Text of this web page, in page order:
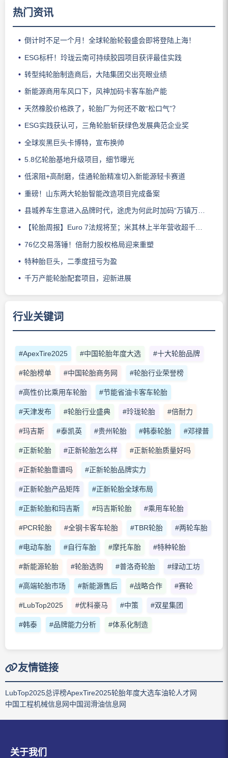
热门资讯
倒计时不足一个月！全球轮胎轮毂盛会即将登陆上海！
ESG标杆！玲珑云南可持续胶园项目获评最佳实践
转型纯轮胎制造商后，大陆集团交出亮眼业绩
新能源商用车风口下，风神加码卡客车胎产能
天然橡胶价格跌了，轮胎厂为何还不敢“松口气”？
ESG实践获认可，三角轮胎斩获绿色发展典范企业奖
全球炭黑巨头卡博特，宣布换帅
5.8亿轮胎基地升级项目，细节曝光
低滚阻+高耐磨，佳通轮胎精准切入新能源轻卡赛道
重磅！山东两大轮胎智能改造项目完成备案
县城养车生意进入品牌时代，途虎为何此时加码“万镇万店”？
【轮胎周报】Euro 7法规将至；米其林上半年营收超千亿；倍耐力上半年盈利稳增；龙星炭黑斩获欧洲近万吨订单
76亿交易落锤！倍耐力股权格局迎来重塑
特种胎巨头，二季度扭亏为盈
千万产能轮胎配套项目，迎新进展
行业关键词
#ApexTire2025 #中国轮胎年度大选 #十大轮胎品牌
#轮胎榜单 #中国轮胎商务网 #轮胎行业荣誉榜
#高性价比乘用车轮胎 #节能省油卡客车轮胎
#天津发布 #轮胎行业盛典 #玲珑轮胎 #倍耐力
#玛吉斯 #泰凯英 #贵州轮胎 #韩泰轮胎 #邓禄普
#正新轮胎 #正新轮胎怎么样 #正新轮胎质量好吗
#正新轮胎靠谱吗 #正新轮胎品牌实力
#正新轮胎产品矩阵 #正新轮胎全球布局
#正新轮胎和玛吉斯 #玛吉斯轮胎 #乘用车轮胎
#PCR轮胎 #全钢卡客车轮胎 #TBR轮胎 #两轮车胎
#电动车胎 #自行车胎 #摩托车胎 #特种轮胎
#新能源轮胎 #轮胎选购 #普洛奇轮胎 #绿动工坊
#高端轮胎市场 #新能源售后 #战略合作 #赛轮
#LubTop2025 #优科豪马 #中策 #双星集团
#韩泰 #品牌能力分析 #体系化制造
友情链接
LubTop2025总评榜ApexTire2025轮胎年度大选车油轮人才网
中国工程机械信息网中国润滑油信息网
关于我们